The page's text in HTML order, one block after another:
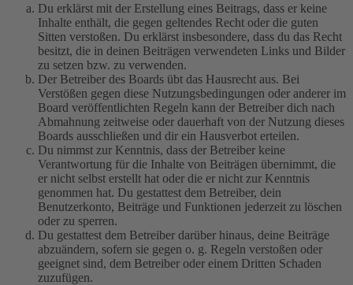
Du erklärst mit der Erstellung eines Beitrags, dass er keine
Inhalte enthält, die gegen geltendes Recht oder die guten
Sitten verstoßen. Du erklärst insbesondere, dass du das Recht
besitzt, die in deinen Beiträgen verwendeten Links und Bilder
zu setzen bzw. zu verwenden.
Der Betreiber des Boards übt das Hausrecht aus. Bei
Verstößen gegen diese Nutzungsbedingungen oder anderer im
Board veröffentlichten Regeln kann der Betreiber dich nach
Abmahnung zeitweise oder dauerhaft von der Nutzung dieses
Boards ausschließen und dir ein Hausverbot erteilen.
Du nimmst zur Kenntnis, dass der Betreiber keine
Verantwortung für die Inhalte von Beiträgen übernimmt, die
er nicht selbst erstellt hat oder die er nicht zur Kenntnis
genommen hat. Du gestattest dem Betreiber, dein
Benutzerkonto, Beiträge und Funktionen jederzeit zu löschen
oder zu sperren.
Du gestattest dem Betreiber darüber hinaus, deine Beiträge
abzuändern, sofern sie gegen o. g. Regeln verstoßen oder
geeignet sind, dem Betreiber oder einem Dritten Schaden
zuzufügen.